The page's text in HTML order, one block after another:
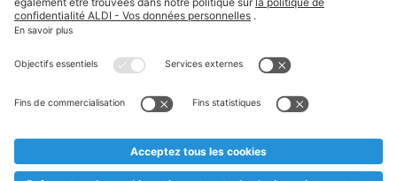
Textes marqués d'un astérisque et mentions légales
* Nous vendons ces articles temporairement et jusqu'à
au cas où, malgré le planning bien étudié, nous serions
prématurément en rupture de stock. Prix Recupel et TVA incl.
** Sur ce site, l’utilisation de la forme masculine a été adoptée